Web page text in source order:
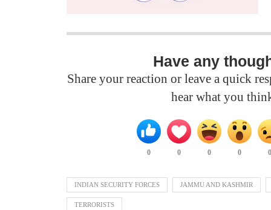
Have any
Share your reaction or leave a quick
hear what you
0 0 0 0
INDIAN SECURITY FORCES JAMMU AND KASHMIR
TERRORISTS